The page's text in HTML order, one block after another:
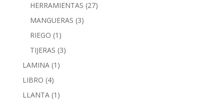
HERRAMIENTAS (27)
MANGUERAS (3)
RIEGO (1)
TIJERAS (3)
LAMINA (1)
LIBRO (4)
LLANTA (1)